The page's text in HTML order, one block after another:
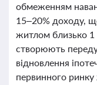
обмеженням
15–20% доходу,
житлом близько 1
створюють
відновлення
первинного ринку